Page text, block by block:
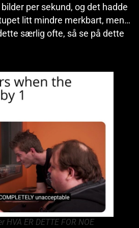
per sekund, og det hadde
litt mindre merkbart, men…
særlig ofte, så se på dette
HVA ER DETTE FOR NOE